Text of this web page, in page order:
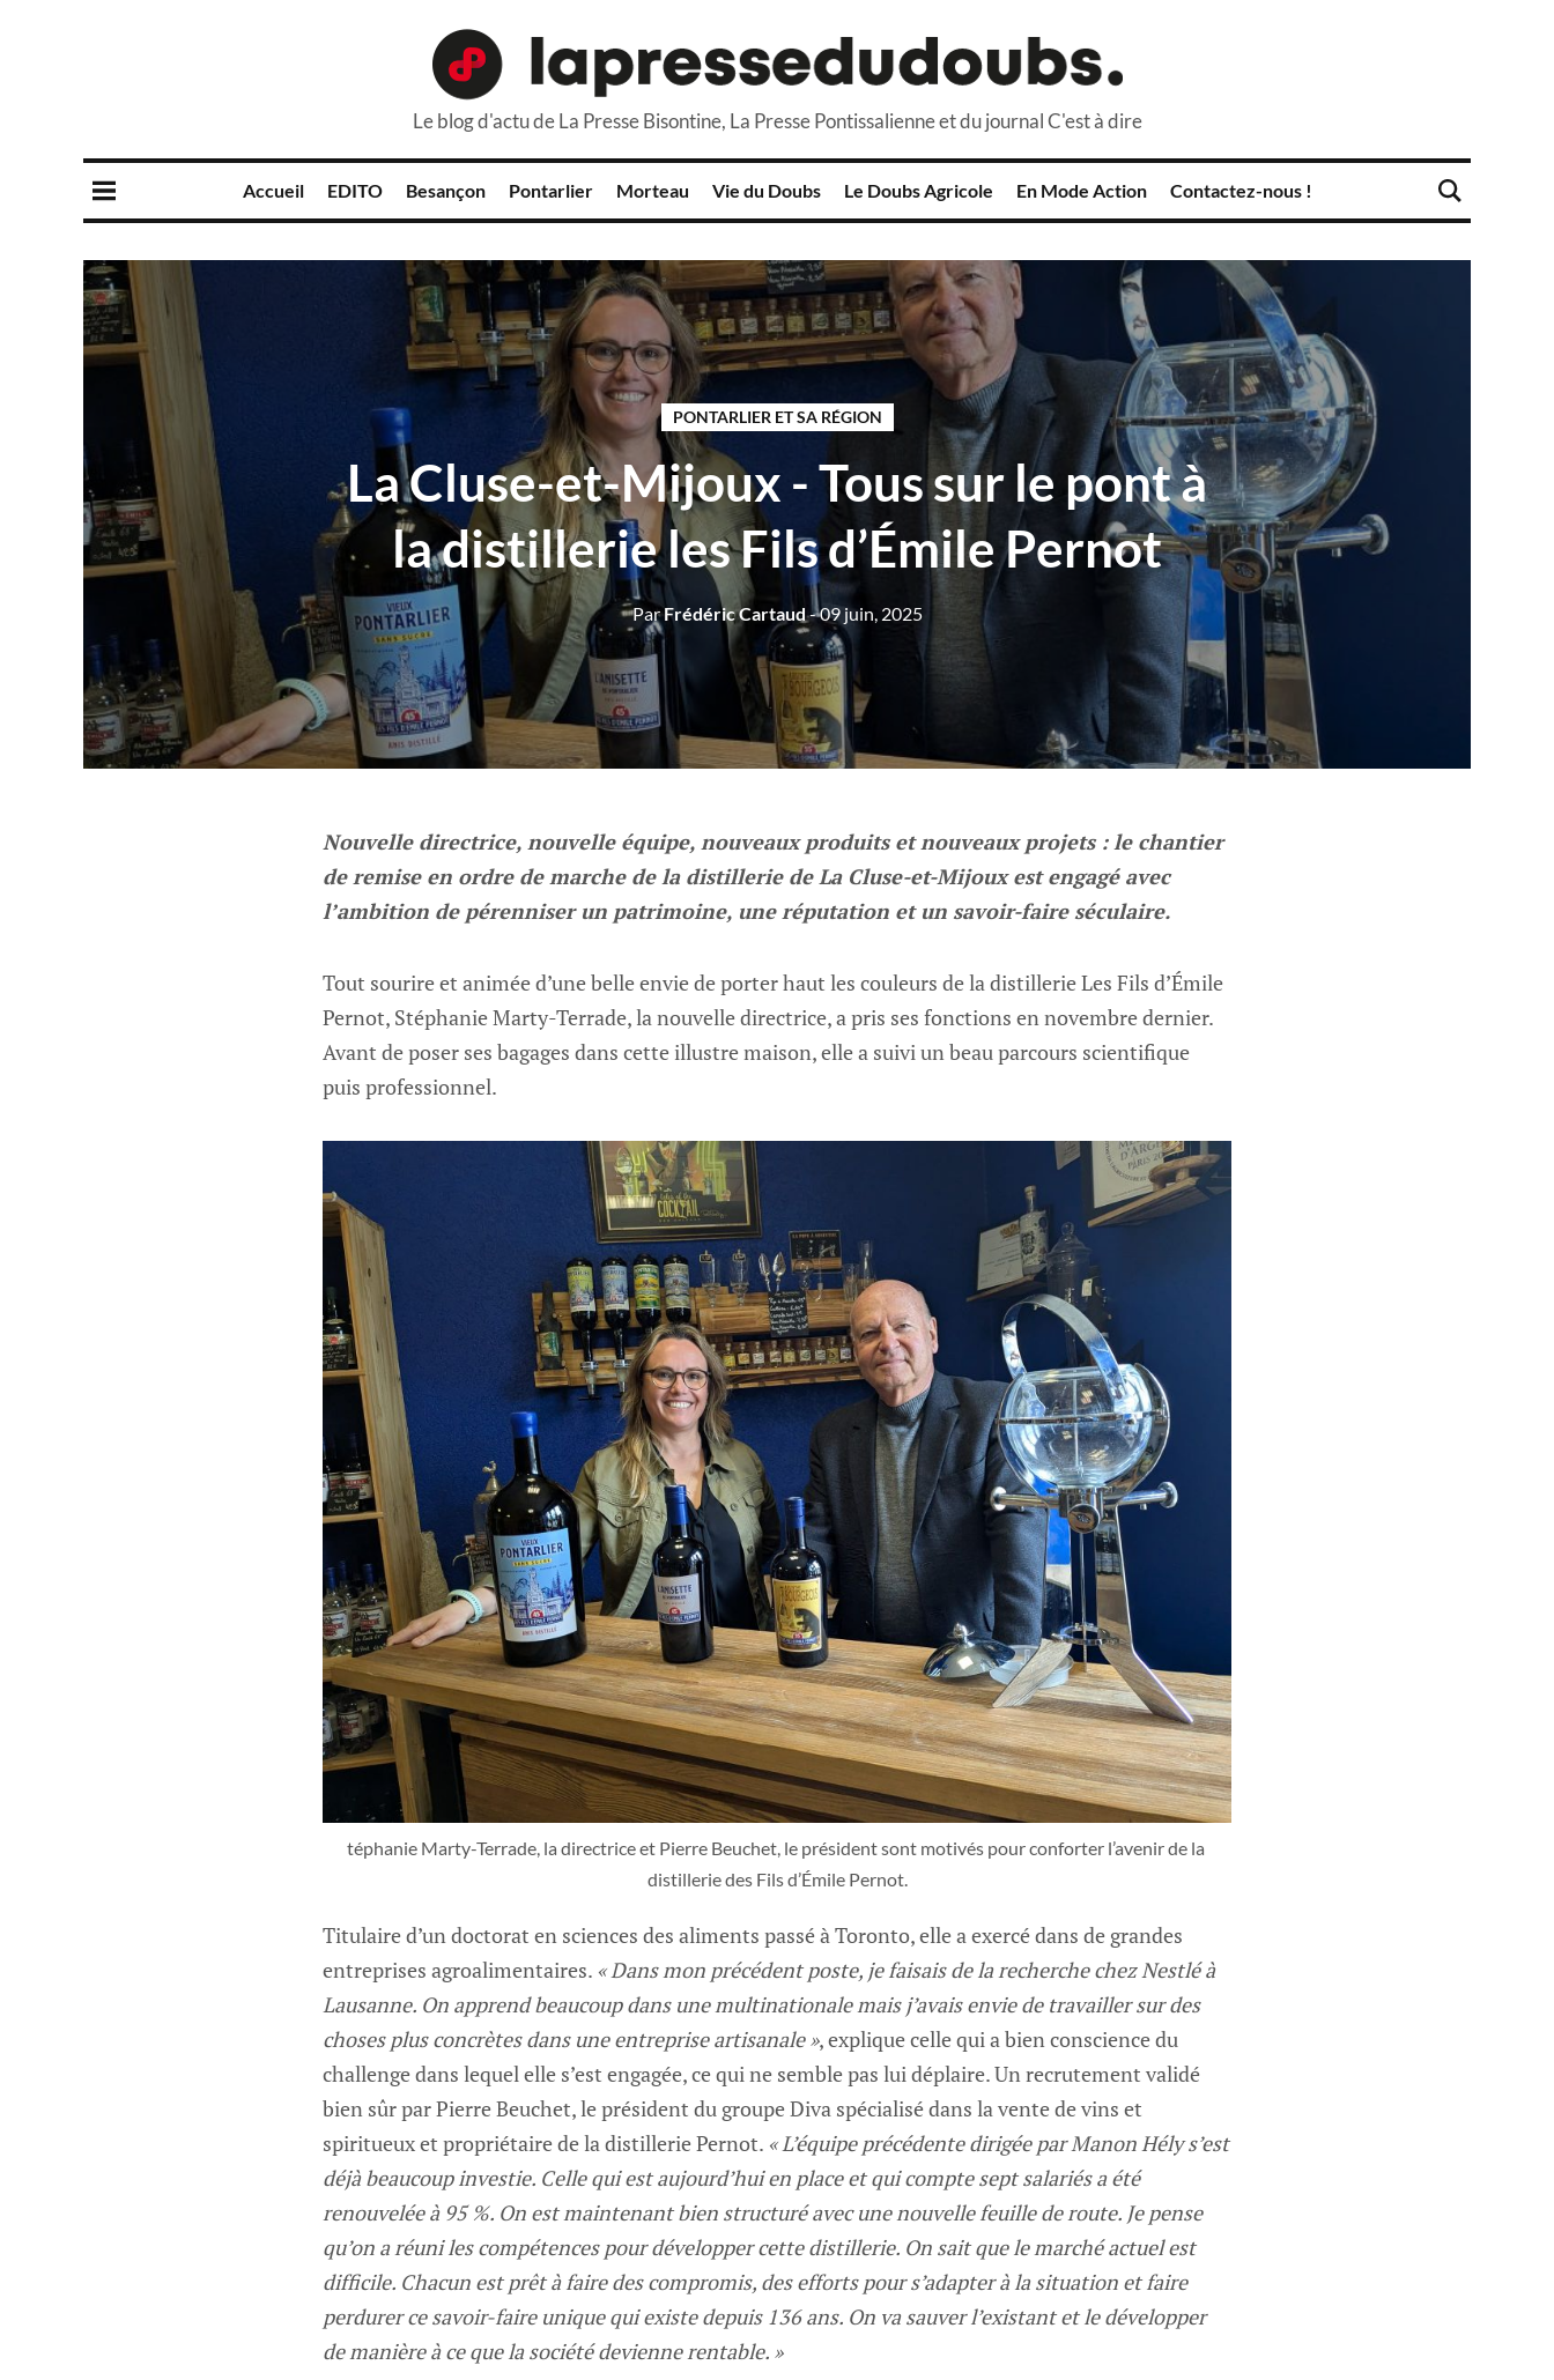
Le blog d'actu de La Presse Bisontine, La Presse Pontissalienne et du journal C'est à dire
Accueil EDITO Besançon Pontarlier Morteau Vie du Doubs Le Doubs Agricole En Mode Action Contactez-nous !
PONTARLIER ET SA RÉGION
La Cluse-et-Mijoux - Tous sur le pont à
la distillerie les Fils d’Émile Pernot
ParFrédéric Cartaud- 09 juin, 2025
Nouvelle directrice, nouvelle équipe, nouveaux produits et nouveaux projets : le chantier
de remise en ordre de marche de la distillerie de La Cluse-et-Mijoux est engagé avec
l’ambition de pérenniser un patrimoine, une réputation et un savoir-faire séculaire.
Tout sourire et animée d’une belle envie de porter haut les couleurs de la distillerie Les Fils d’Émile
Pernot, Stéphanie Marty-Terrade, la nouvelle directrice, a pris ses fonctions en novembre dernier.
Avant de poser ses bagages dans cette illustre maison, elle a suivi un beau parcours scientifique
puis professionnel.
téphanie Marty-Terrade, la directrice et Pierre Beuchet, le président sont motivés pour conforter l’avenir de la
distillerie des Fils d’Émile Pernot.
Titulaire d’un doctorat en sciences des aliments passé à Toronto, elle a exercé dans de grandes
entreprises agroalimentaires. « Dans mon précédent poste, je faisais de la recherche chez Nestlé à
Lausanne. On apprend beaucoup dans une multinationale mais j’avais envie de travailler sur des
choses plus concrètes dans une entreprise artisanale », explique celle qui a bien conscience du
challenge dans lequel elle s’est engagée, ce qui ne semble pas lui déplaire. Un recrutement validé
bien sûr par Pierre Beuchet, le président du groupe Diva spécialisé dans la vente de vins et
spiritueux et propriétaire de la distillerie Pernot. « L’équipe précédente dirigée par Manon Hély s’est
déjà beaucoup investie. Celle qui est aujourd’hui en place et qui compte sept salariés a été
renouvelée à 95 %. On est maintenant bien structuré avec une nouvelle feuille de route. Je pense
qu’on a réuni les compétences pour développer cette distillerie. On sait que le marché actuel est
difficile. Chacun est prêt à faire des compromis, des efforts pour s’adapter à la situation et faire
perdurer ce savoir-faire unique qui existe depuis 136 ans. On va sauver l’existant et le développer
de manière à ce que la société devienne rentable. »